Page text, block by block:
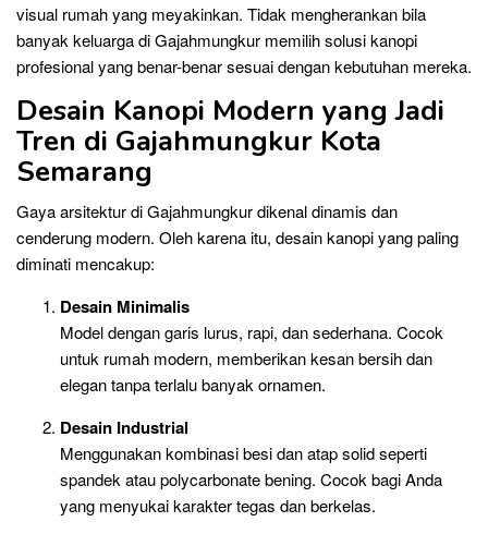
visual rumah yang meyakinkan. Tidak mengherankan bila
banyak keluarga di Gajahmungkur memilih solusi kanopi
profesional yang benar-benar sesuai dengan kebutuhan mereka.
Desain Kanopi Modern yang Jadi
Tren di Gajahmungkur Kota
Semarang
Gaya arsitektur di Gajahmungkur dikenal dinamis dan
cenderung modern. Oleh karena itu, desain kanopi yang paling
diminati mencakup:
Desain Minimalis
Model dengan garis lurus, rapi, dan sederhana. Cocok
untuk rumah modern, memberikan kesan bersih dan
elegan tanpa terlalu banyak ornamen.
Desain Industrial
Menggunakan kombinasi besi dan atap solid seperti
spandek atau polycarbonate bening. Cocok bagi Anda
yang menyukai karakter tegas dan berkelas.